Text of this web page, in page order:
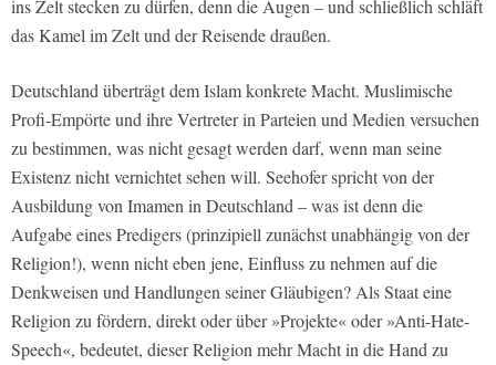
ins Zelt stecken zu dürfen, denn die Augen – und schließlich schläft
das Kamel im Zelt und der Reisende draußen.
Deutschland überträgt dem Islam konkrete Macht. Muslimische
Profi-Empörte und ihre Vertreter in Parteien und Medien versuchen
zu bestimmen, was nicht gesagt werden darf, wenn man seine
Existenz nicht vernichtet sehen will. Seehofer spricht von der
Ausbildung von Imamen in Deutschland – was ist denn die
Aufgabe eines Predigers (prinzipiell zunächst unabhängig von der
Religion!), wenn nicht eben jene, Einfluss zu nehmen auf die
Denkweisen und Handlungen seiner Gläubigen? Als Staat eine
Religion zu fördern, direkt oder über »Projekte« oder »Anti-Hate-
Speech«, bedeutet, dieser Religion mehr Macht in die Hand zu